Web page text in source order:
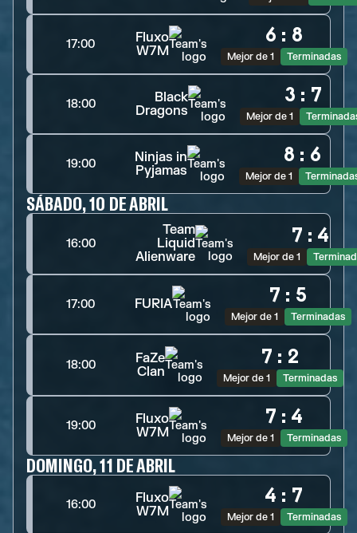
17:00
Fluxo
W7M
6 : 8
Mejor de 1 Terminadas
18:00
Black
Dragons
3 : 7
Mejor de 1
19:00
Ninjas in
Pyjamas
8 : 6
Mejor de 1
SÁBADO, 10 DE ABRIL
16:00
Team
Liquid
Alienware
7 : 4
Mejor de 1
17:00 FURIA 7 : 5
Mejor de 1 Terminadas
18:00
FaZe
Clan
7 : 2
Mejor de 1 Terminadas
19:00
Fluxo
W7M
7 : 4
Mejor de 1 Terminadas
DOMINGO, 11 DE ABRIL
16:00
Fluxo
W7M
4 : 7
Mejor de 1 Terminadas